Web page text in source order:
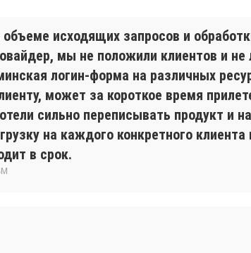
исходящих запросов и
мы не положили клиентов и
логин-форма на различных
может за короткое время
сильно переписывать продукт и
на каждого конкретного
в срок.